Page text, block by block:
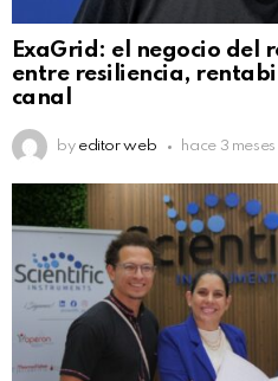
ExaGrid: el negocio del
entre resiliencia,
canal
by editor web hace 3 meses